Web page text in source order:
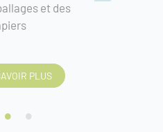
et des
PLUS